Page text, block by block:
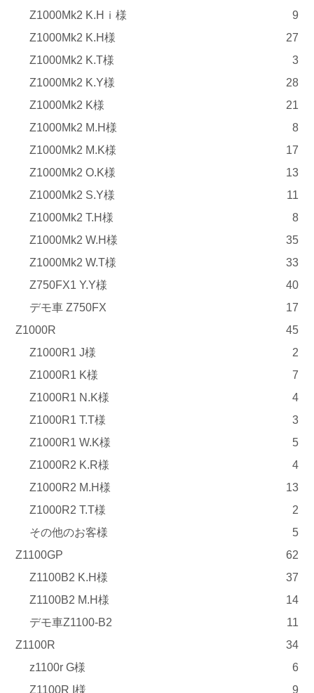
Z1000Mk2 K.Hｉ様
9
Z1000Mk2 K.H様
27
Z1000Mk2 K.T様
3
Z1000Mk2 K.Y様
28
Z1000Mk2 K様
21
Z1000Mk2 M.H様
8
Z1000Mk2 M.K様
17
Z1000Mk2 O.K様
13
Z1000Mk2 S.Y様
11
Z1000Mk2 T.H様
8
Z1000Mk2 W.H様
35
Z1000Mk2 W.T様
33
Z750FX1 Y.Y様
40
デモ車 Z750FX
17
Z1000R
45
Z1000R1 J様
2
Z1000R1 K様
7
Z1000R1 N.K様
4
Z1000R1 T.T様
3
Z1000R1 W.K様
5
Z1000R2 K.R様
4
Z1000R2 M.H様
13
Z1000R2 T.T様
2
その他のお客様
5
Z1100GP
62
Z1100B2 K.H様
37
Z1100B2 M.H様
14
デモ車Z1100-B2
11
Z1100R
34
z1100r G様
6
Z1100R I様
9